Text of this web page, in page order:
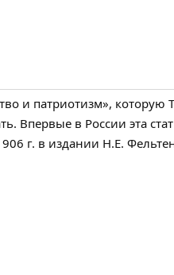
и патриотизм»,
Впервые в России эта
г. в издании Н.Е.